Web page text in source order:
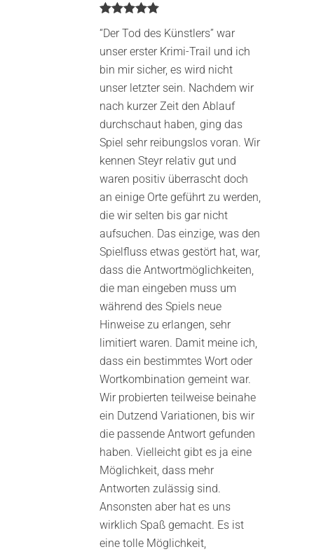
5von 5
“Der Tod des Künstlers” war
unser erster Krimi-Trail und ich
bin mir sicher, es wird nicht
unser letzter sein. Nachdem wir
nach kurzer Zeit den Ablauf
durchschaut haben, ging das
Spiel sehr reibungslos voran. Wir
kennen Steyr relativ gut und
waren positiv überrascht doch
an einige Orte geführt zu werden,
die wir selten bis gar nicht
aufsuchen. Das einzige, was den
Spielfluss etwas gestört hat, war,
dass die Antwortmöglichkeiten,
die man eingeben muss um
während des Spiels neue
Hinweise zu erlangen, sehr
limitiert waren. Damit meine ich,
dass ein bestimmtes Wort oder
Wortkombination gemeint war.
Wir probierten teilweise beinahe
ein Dutzend Variationen, bis wir
die passende Antwort gefunden
haben. Vielleicht gibt es ja eine
Möglichkeit, dass mehr
Antworten zulässig sind.
Ansonsten aber hat es uns
wirklich Spaß gemacht. Es ist
eine tolle Möglichkeit,